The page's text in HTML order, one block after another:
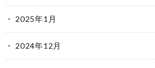
2025年1月
2024年12月